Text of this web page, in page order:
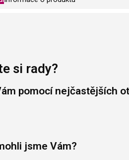
si rady?
pomocí nejčastějších
jsme Vám?